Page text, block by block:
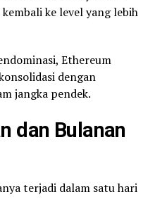
ke level yang lebih
Ethereum
dengan
jangka pendek.
dan Bulanan
terjadi dalam satu hari